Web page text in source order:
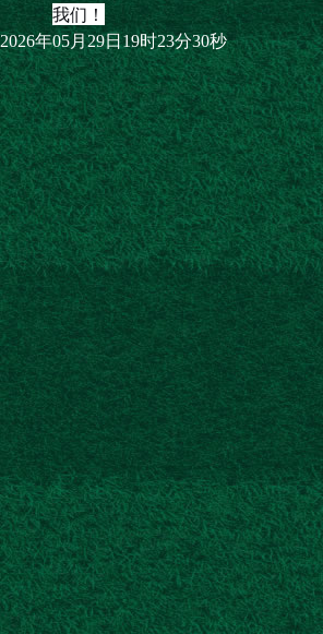
我们！
年05月29日19时23分30秒